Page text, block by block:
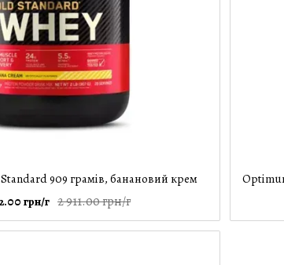
909 грамів, банановий крем
2 911.00 грн/г
грн/г